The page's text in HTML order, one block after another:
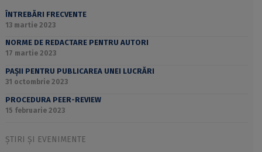
ÎNTREBĂRI FRECVENTE
13 martie 2023
NORME DE REDACTARE PENTRU AUTORI
17 martie 2023
PAȘII PENTRU PUBLICAREA UNEI LUCRĂRI
31 octombrie 2023
PROCEDURA PEER-REVIEW
15 februarie 2023
ȘTIRI ȘI EVENIMENTE